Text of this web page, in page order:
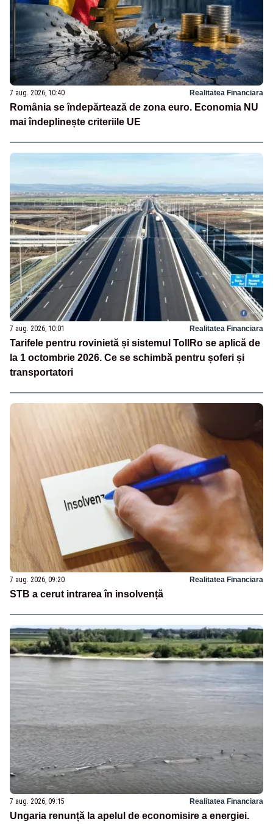
7 aug. 2026, 10:40 Realitatea Financiara
România se îndepărtează de zona euro. Economia NU
mai îndeplinește criteriile UE
7 aug. 2026, 10:01 Realitatea Financiara
Tarifele pentru rovinietă și sistemul TollRo se aplică de
la 1 octombrie 2026. Ce se schimbă pentru șoferi și
transportatori
7 aug. 2026, 09:20 Realitatea Financiara
STB a cerut intrarea în insolvență
7 aug. 2026, 09:15 Realitatea Financiara
Ungaria renunță la apelul de economisire a energiei.